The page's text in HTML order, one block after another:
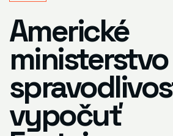
Americké
ministerstvo
vypočuť